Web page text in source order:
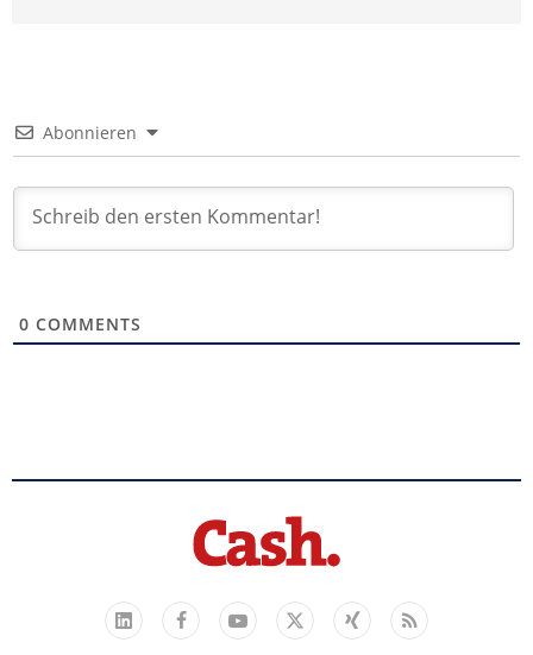
Abonnieren
0 COMMENTS
LinkedIn
FacebookYouTube
X
Xing Feed